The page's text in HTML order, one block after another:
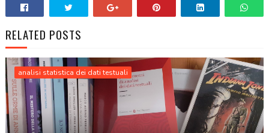
RELATED POSTS
analisi statistica dei dati testuali